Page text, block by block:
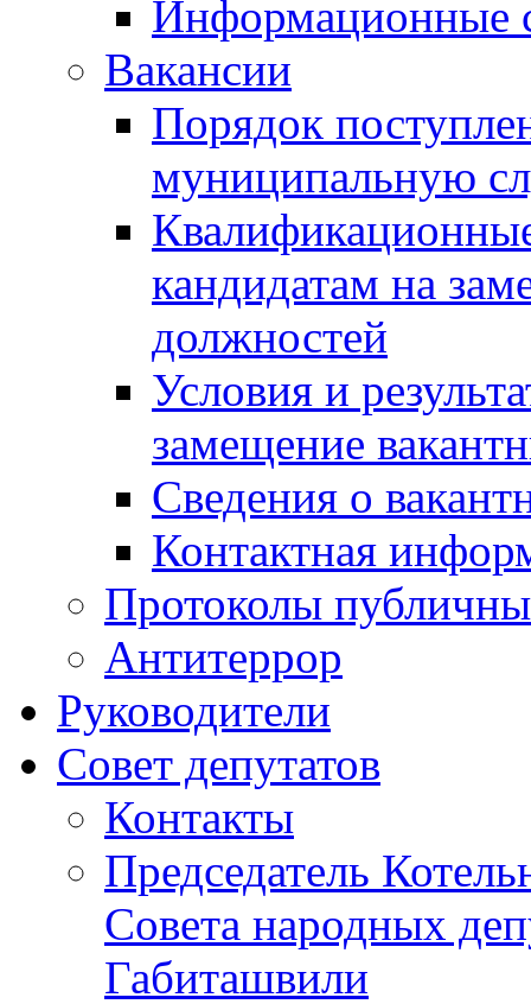
Информационные
Вакансии
Порядок
муниципальную
кандидатам на
должностей
Условия и
замещение
Сведения о
Контактная
Протоколы
Антитеррор
Руководители
Совет депутатов
Контакты
Председатель
Совета народных
Габиташвили